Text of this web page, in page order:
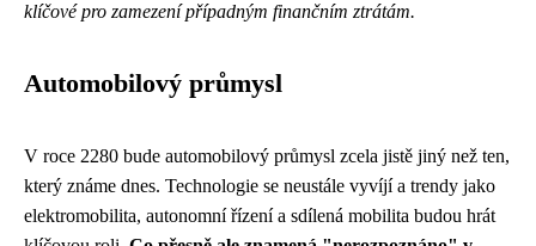
klíčové pro zamezení případným finančním ztrátám.
Automobilový průmysl
V roce 2280 bude automobilový průmysl zcela jistě jiný než ten,
který známe dnes. Technologie se neustále vyvíjí a trendy jako
elektromobilita, autonomní řízení a sdílená mobilita budou hrát